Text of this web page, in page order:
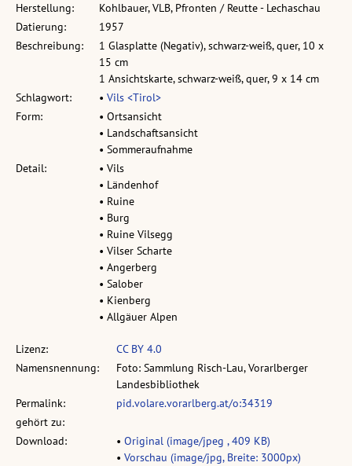
Herstellung:
Kohlbauer, VLB, Pfronten / Reutte - Lechaschau
Datierung:
1957
Beschreibung:
1 Glasplatte (Negativ), schwarz-weiß, quer, 10 x
15 cm
1 Ansichtskarte, schwarz-weiß, quer, 9 x 14 cm
Schlagwort:
• Vils <Tirol>
Form:
• Ortsansicht
• Landschaftsansicht
• Sommeraufnahme
Detail:
• Vils
• Ländenhof
• Ruine
• Burg
• Ruine Vilsegg
• Vilser Scharte
• Angerberg
• Salober
• Kienberg
• Allgäuer Alpen
Lizenz:
CC BY 4.0
Namensnennung:
Foto: Sammlung Risch-Lau, Vorarlberger
Landesbibliothek
Permalink:
pid.volare.vorarlberg.at/o:34319
gehört zu:
Download:
• Original (image/jpeg , 409 KB)
• Vorschau (image/jpg, Breite: 3000px)